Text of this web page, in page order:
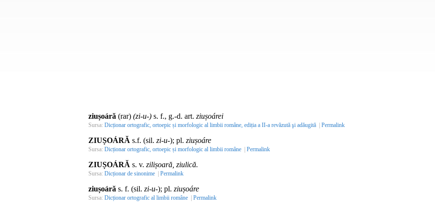
ziușoáră (rar) (zi-u-) s. f., g.-d. art. ziușoárei
Sursa: Dicționar ortografic, ortoepic și morfologic al limbii române, ediția a II-a revăzută şi adăugită | Permalink
ZIUȘOÁRĂ s.f. (sil. zi-u-); pl. ziușoáre
Sursa: Dicționar ortografic, ortoepic și morfologic al limbii române | Permalink
ZIUȘOÁRĂ s. v. zilișoară, ziulică.
Sursa: Dicționar de sinonime | Permalink
ziușoáră s. f. (sil. zi-u-); pl. ziușoáre
Sursa: Dicționar ortografic al limbii române | Permalink